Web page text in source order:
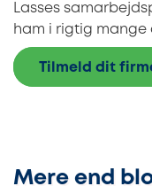
Lasses
ham i rigtig mange
Tilmeld dit
Mere end